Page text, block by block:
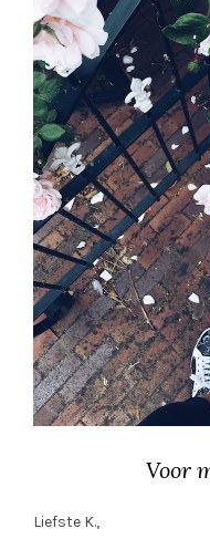
Voor
Liefste K.,